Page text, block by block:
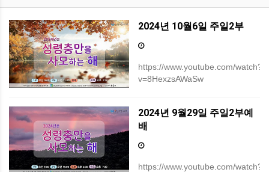
2024년 10월6일 주일2부
https://www.youtube.com/watch?
v=8HexzsAWaSw
2024년 9월29일 주일2부예
배
https://www.youtube.com/watch?